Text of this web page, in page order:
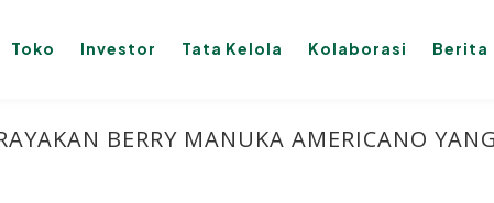
Toko Investor Tata Kelola Kolaborasi Berita
BERRY MANUKA AMERICANO